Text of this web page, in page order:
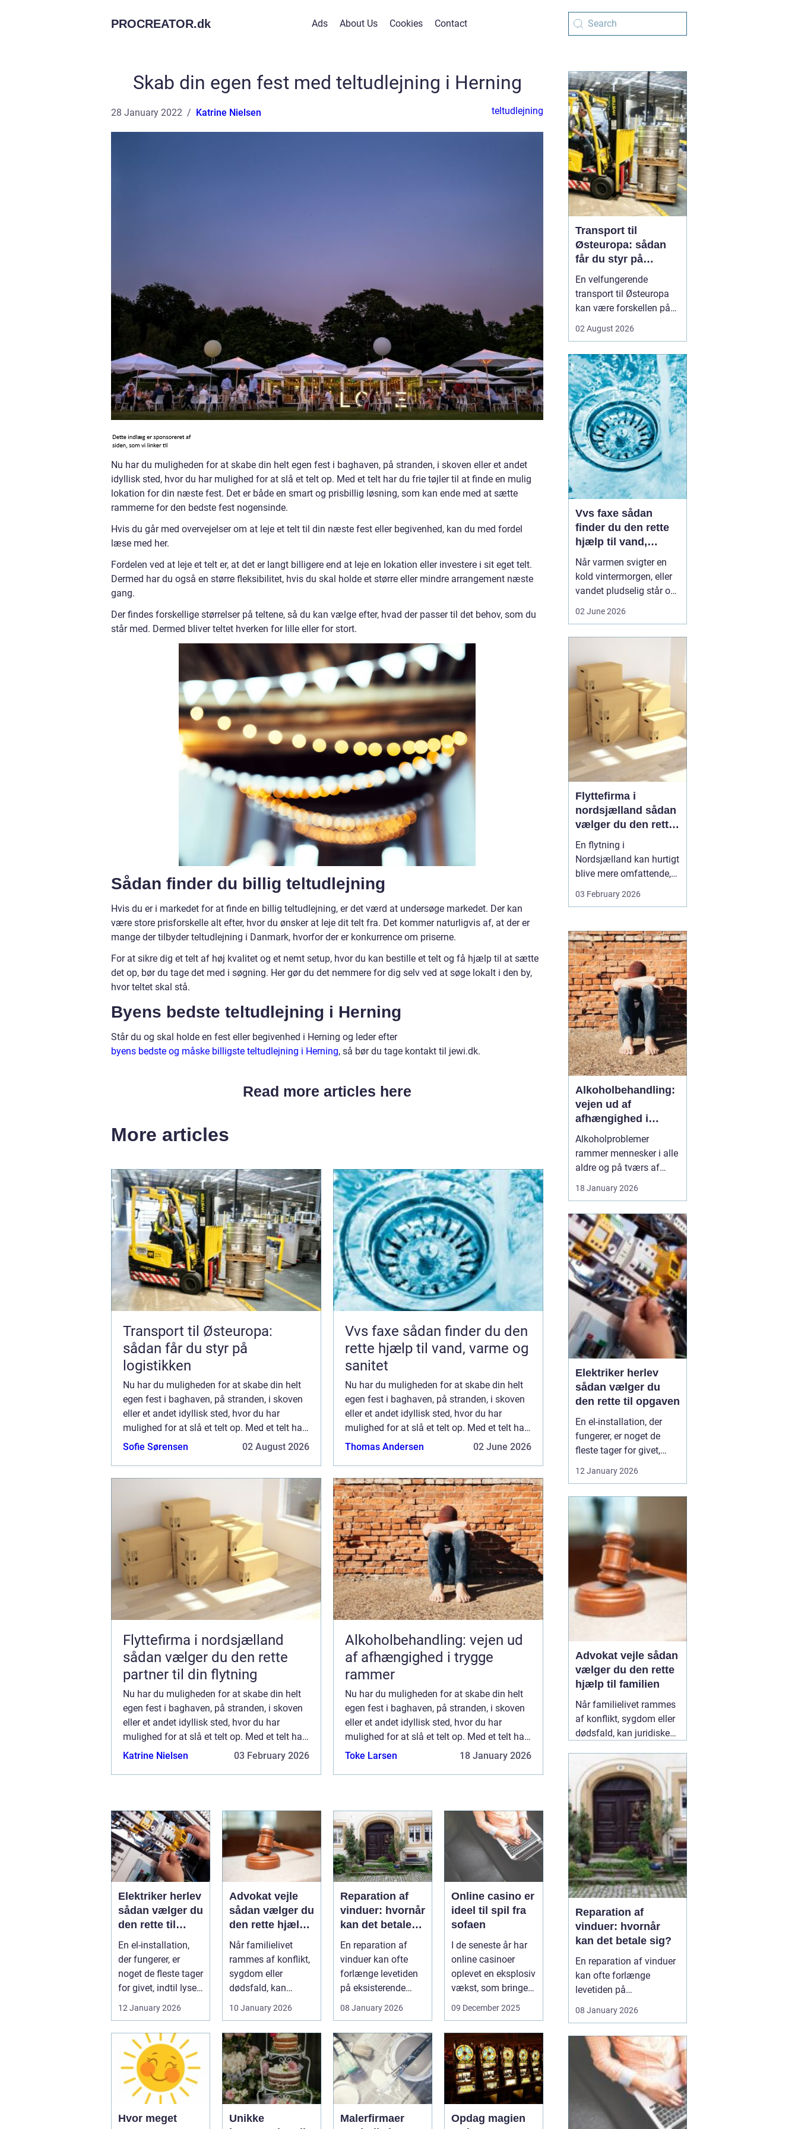
PROCREATOR.dk Ads About Us Cookies Contact
Skab din egen fest med teltudlejning i Herning
28 January 2022 Katrine Nielsen teltudlejning
Nu har du muligheden for at skabe din helt egen fest i baghaven, på stranden, i skoven eller et andet
idyllisk sted, hvor du har mulighed for at slå et telt op. Med et telt har du frie tøjler til at finde en mulig
lokation for din næste fest. Det er både en smart og prisbillig løsning, som kan ende med at sætte
rammerne for den bedste fest nogensinde.
Hvis du går med overvejelser om at leje et telt til din næste fest eller begivenhed, kan du med fordel
læse med her.
Fordelen ved at leje et telt er, at det er langt billigere end at leje en lokation eller investere i sit eget telt.
Dermed har du også en større fleksibilitet, hvis du skal holde et større eller mindre arrangement næste
gang.
Der findes forskellige størrelser på teltene, så du kan vælge efter, hvad der passer til det behov, som du
står med. Dermed bliver teltet hverken for lille eller for stort.
Sådan finder du billig teltudlejning
Hvis du er i markedet for at finde en billig teltudlejning, er det værd at undersøge markedet. Der kan
være store prisforskelle alt efter, hvor du ønsker at leje dit telt fra. Det kommer naturligvis af, at der er
mange der tilbyder teltudlejning i Danmark, hvorfor der er konkurrence om priserne.
For at sikre dig et telt af høj kvalitet og et nemt setup, hvor du kan bestille et telt og få hjælp til at sætte
det op, bør du tage det med i søgning. Her gør du det nemmere for dig selv ved at søge lokalt i den by,
hvor teltet skal stå.
Byens bedste teltudlejning i Herning
Står du og skal holde en fest eller begivenhed i Herning og leder efter
byens bedste og måske billigste teltudlejning i Herning, så bør du tage kontakt til jewi.dk.
Read more articles here
More articles
Transport til Østeuropa:
sådan får du styr på
logistikken
Nu har du muligheden for at skabe din helt
egen fest i baghaven, på stranden, i skoven
eller et andet idyllisk sted, hvor du har
mulighed for at slå et telt op. Med et telt har
du frie tøjler til at finde en mulig lokation for
Sofie Sørensen 02 August 2026
Vvs faxe sådan finder du den
rette hjælp til vand, varme og
sanitet
Nu har du muligheden for at skabe din helt
egen fest i baghaven, på stranden, i skoven
eller et andet idyllisk sted, hvor du har
mulighed for at slå et telt op. Med et telt har
du frie tøjler til at finde en mulig lokation for
Thomas Andersen 02 June 2026
Flyttefirma i nordsjælland
sådan vælger du den rette
partner til din flytning
Nu har du muligheden for at skabe din helt
egen fest i baghaven, på stranden, i skoven
eller et andet idyllisk sted, hvor du har
mulighed for at slå et telt op. Med et telt har
du frie tøjler til at finde en mulig lokation for
Katrine Nielsen 03 February 2026
Alkoholbehandling: vejen ud
af afhængighed i trygge
rammer
Nu har du muligheden for at skabe din helt
egen fest i baghaven, på stranden, i skoven
eller et andet idyllisk sted, hvor du har
mulighed for at slå et telt op. Med et telt har
du frie tøjler til at finde en mulig lokation for
Toke Larsen 18 January 2026
Elektriker herlev
sådan vælger du
den rette til
opgaven
En el-installation,
der fungerer, er
noget de fleste tager
for givet, indtil lyset
pludselig går, el...
12 January 2026
Advokat vejle
sådan vælger du
den rette hjælp
til familien
Når familielivet
rammes af konflikt,
sygdom eller
dødsfald, kan
juridiske spørgsmål
hurtigt vokse si...
10 January 2026
Reparation af
vinduer: hvornår
kan det betale
sig?
En reparation af
vinduer kan ofte
forlænge levetiden
på eksisterende
rammer og glas
08 January 2026
Online casino er
ideel til spil fra
sofaen
I de seneste år har
online casinoer
oplevet en eksplosiv
vækst, som bringer
spændi...
09 December 2025
Hvor meget
Unikke
Malerfirmaer
Opdag magien
Transport til
Østeuropa: sådan
får du styr på
logistikken
En velfungerende
transport til Østeuropa
kan være forskellen på
dyre forsinkelser. Mange
mod Baltikum, Ukraine
og resten af regionen for
at finde nye kunder og
leverandører. Men v...
02 August 2026
Vvs faxe sådan
finder du den rette
hjælp til vand,
varme og sanitet
Når varmen svigter en
kold vintermorgen, eller
vandet pludselig står op
installatører en central
rolle i hverdagen, selv
om vi sjældent tænker
over det. Gennemgang
af varmea...
02 June 2026
Flyttefirma i
nordsjælland sådan
vælger du den rette
partner til din
flytning
En flytning i
Nordsjælland kan hurtigt
blive mere omfattende,
end man først tror. Der er
nøgler, flyttekasser,
parkering, møbler der
skal skilles ad, og
ejendele med
affektionsværdi, som
helst skal komme sikkert
frem. Mange vælger
der...
03 February 2026
Alkoholbehandling:
vejen ud af
afhængighed i
trygge rammer
Alkoholproblemer
rammer mennesker i alle
aldre og på tværs af
starter det med hygge,
at dæmpe uro og svære
følelser på. Langsomt
flytter alkoholen græns...
18 January 2026
Elektriker herlev
sådan vælger du
den rette til opgaven
En el-installation, der
fungerer, er noget de
fleste tager for givet,
eller en stikkontakt bliver
problemer, kan det
hurtigt blive både utrygt
og dyrt, hvis der ikke
reageres rigtigt. Derfor
giver ...
12 January 2026
Advokat vejle sådan
vælger du den rette
hjælp til familien
Når familielivet rammes
af konflikt, sygdom eller
dødsfald, kan juridiske
sig store. Mange oplever,
at de både skal håndtere
følelser og praktiske
problemer på én gang.
Her kan en erfaren10
January 2026
Reparation af
vinduer: hvornår
kan det betale sig?
En reparation af vinduer
kan ofte forlænge
levetiden på
glas med mange år. For
valget mellem at
reparere eller udskifte
hele vinduet, og
beslutningen har både
08 January 2026